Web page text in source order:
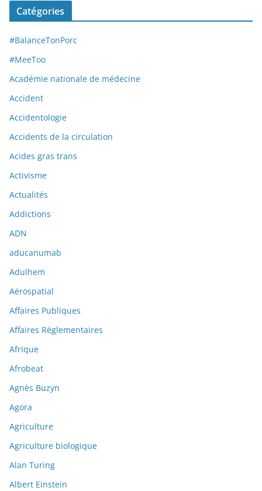
Catégories
#BalanceTonPorc
#MeeToo
Académie nationale de médecine
Accident
Accidentologie
Accidents de la circulation
Acides gras trans
Activisme
Actualités
Addictions
ADN
aducanumab
Adulhem
Aérospatial
Affaires Publiques
Affaires Réglementaires
Afrique
Afrobeat
Agnès Buzyn
Agora
Agriculture
Agriculture biologique
Alan Turing
Albert Einstein